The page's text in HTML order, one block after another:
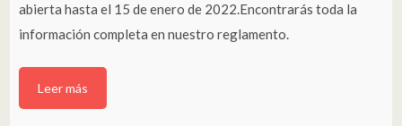
abierta hasta el 15 de enero de 2022.Encontrarás toda la
información completa en nuestro reglamento.
Leer más